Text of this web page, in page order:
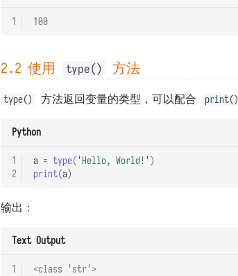
1 100
2.2 使用 type() 方法
type() 方法返回变量的类型，可以配合 print()
Python
1
2
a = type( 'Hello, World!' )
print(a)
输出：
Text Output
1 <class 'str'>